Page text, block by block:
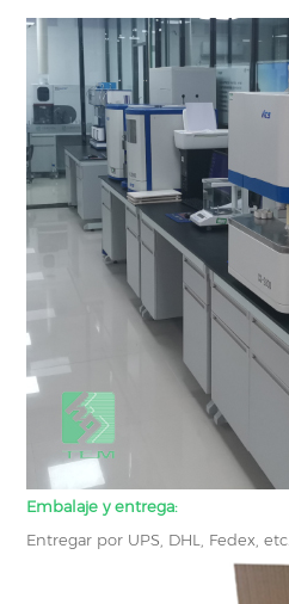
Embalaje y entrega:
Entregar por UPS, DHL, Fedex, etc.